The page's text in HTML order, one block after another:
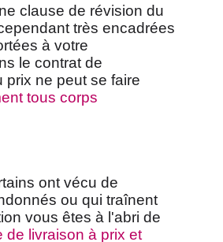
clause de révision du
très encadrées
à votre
le contrat de
prix ne peut se faire
tous corps
ont vécu de
ou qui traînent
vous êtes à l'abri de
de livraison à prix et